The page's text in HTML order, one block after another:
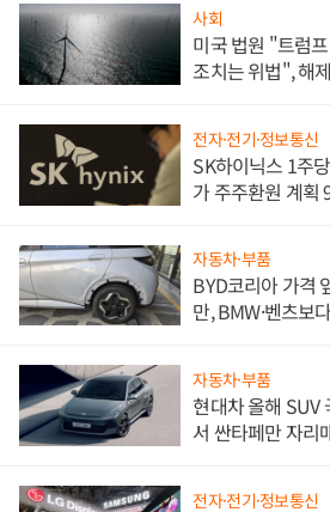
사회
미국 법원 "트럼
조치는 위법", 해
전자·전기·정보통신
SK하이닉스 1주
가 주주환원 계획
자동차·부품
BYD코리아 가격
만, BMW·벤츠보
자동차·부품
현대차 올해 SUV
서 싼타페만 자리
전자·전기·정보통신